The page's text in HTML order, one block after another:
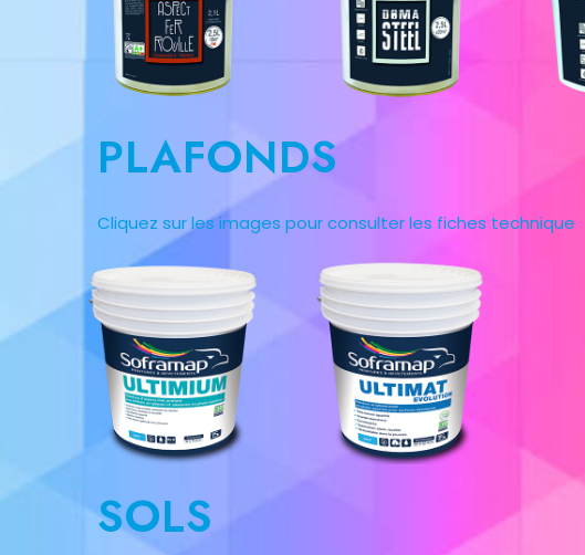
PLAFONDS
Cliquez sur les images pour consulter les fiches technique
SOLS